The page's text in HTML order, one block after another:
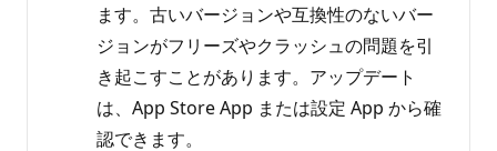
ます。古いバージョンや互換性のないバー
ジョンがフリーズやクラッシュの問題を引
き起こすことがあります。アップデート
は、App Store App または設定 App から確
認できます。